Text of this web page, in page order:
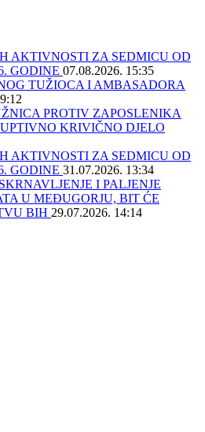
AKTIVNOSTI ZA SEDMICU OD
GODINE 07.08.2026. 15:35
TUŽIOCA I AMBASADORA
PROTIV ZAPOSLENIKA
KRIVIČNO DJELO
AKTIVNOSTI ZA SEDMICU OD
GODINE 31.07.2026. 13:34
I PALJENJE
U MEĐUGORJU, BIT ĆE
BIH 29.07.2026. 14:14